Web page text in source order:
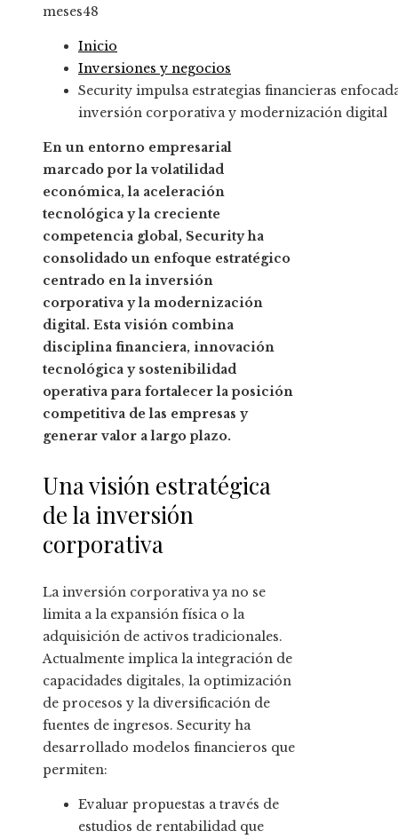
meses48
Inicio
Inversiones y negocios
Security impulsa estrategias financieras
inversión corporativa y modernización digital
En un entorno empresarial
marcado por la volatilidad
económica, la aceleración
tecnológica y la creciente
competencia global, Security ha
consolidado un enfoque estratégico
centrado en la inversión
corporativa y la modernización
digital. Esta visión combina
disciplina financiera, innovación
tecnológica y sostenibilidad
operativa para fortalecer la posición
competitiva de las empresas y
generar valor a largo plazo.
Una visión estratégica
de la inversión
corporativa
La inversión corporativa ya no se
limita a la expansión física o la
adquisición de activos tradicionales.
Actualmente implica la integración de
capacidades digitales, la optimización
de procesos y la diversificación de
fuentes de ingresos. Security ha
desarrollado modelos financieros que
permiten:
Evaluar propuestas a través de
estudios de rentabilidad que